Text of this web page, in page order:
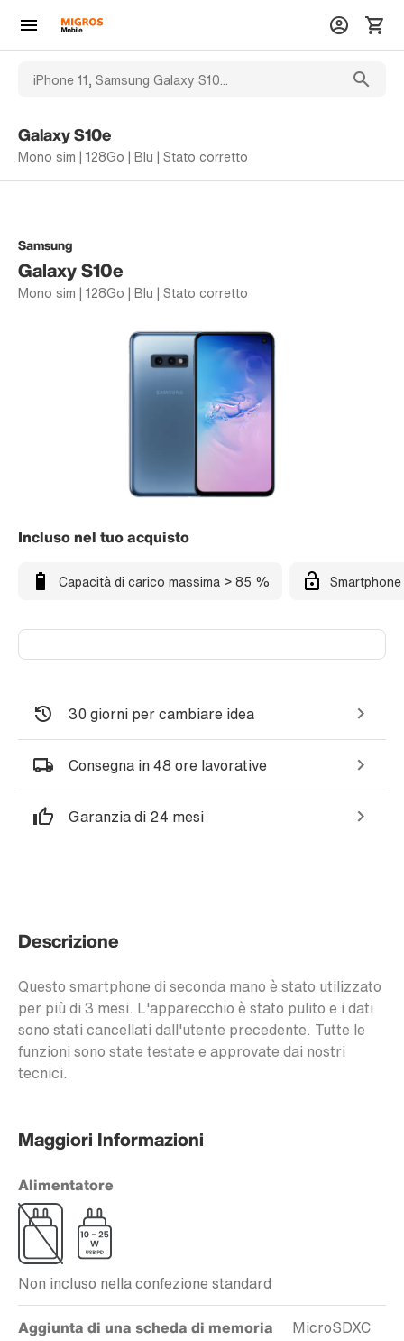
Galaxy S10e
Mono sim | 128Go | Blu | Stato corretto
Samsung
Galaxy S10e
Mono sim | 128Go | Blu | Stato corretto
Incluso nel tuo acquisto
Capacità di carico massima > 85 %
30 giorni per cambiare idea
Consegna in 48 ore lavorative
Garanzia di 24 mesi
Descrizione
Questo smartphone di seconda mano è stato utilizzato
per più di 3 mesi. L'apparecchio è stato pulito e i dati
sono stati cancellati dall'utente precedente. Tutte le
funzioni sono state testate e approvate dai nostri
tecnici.
Maggiori Informazioni
Alimentatore
Non incluso nella confezione standard
Aggiunta di una scheda di memoria MicroSDXC